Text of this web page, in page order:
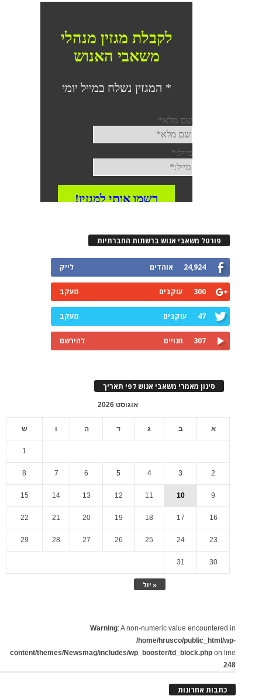
פורטל משאבי אנוש ברשתות החברתיות
24,924 אוהדים לייק
300 עוקבים מעקב
47 עוקבים מעקב
307 מנויים להירשם
סינון מאמרי משאבי אנוש לפי תאריך
אוגוסט 2026
א ב ג ד ה ו ש
« יול
1
2
3
4
5
6
7
8
9
10
11
12
13
14
15
16
17
18
19
20
21
22
23
24
25
26
27
28
29
30
31
Warning: A non-numeric value encountered in
/home/hrusco/public_html/wp-
content/themes/Newsmag/includes/wp_booster/td_block.php on line
248
כתבות אחרונות